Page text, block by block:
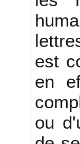
est
en
ou